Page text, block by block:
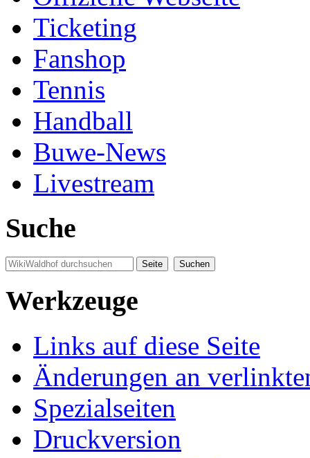
Ticketing
Fanshop
Tennis
Handball
Buwe-News
Livestream
Suche
Werkzeuge
Links auf diese Seite
Änderungen an
Spezialseiten
Druckversion